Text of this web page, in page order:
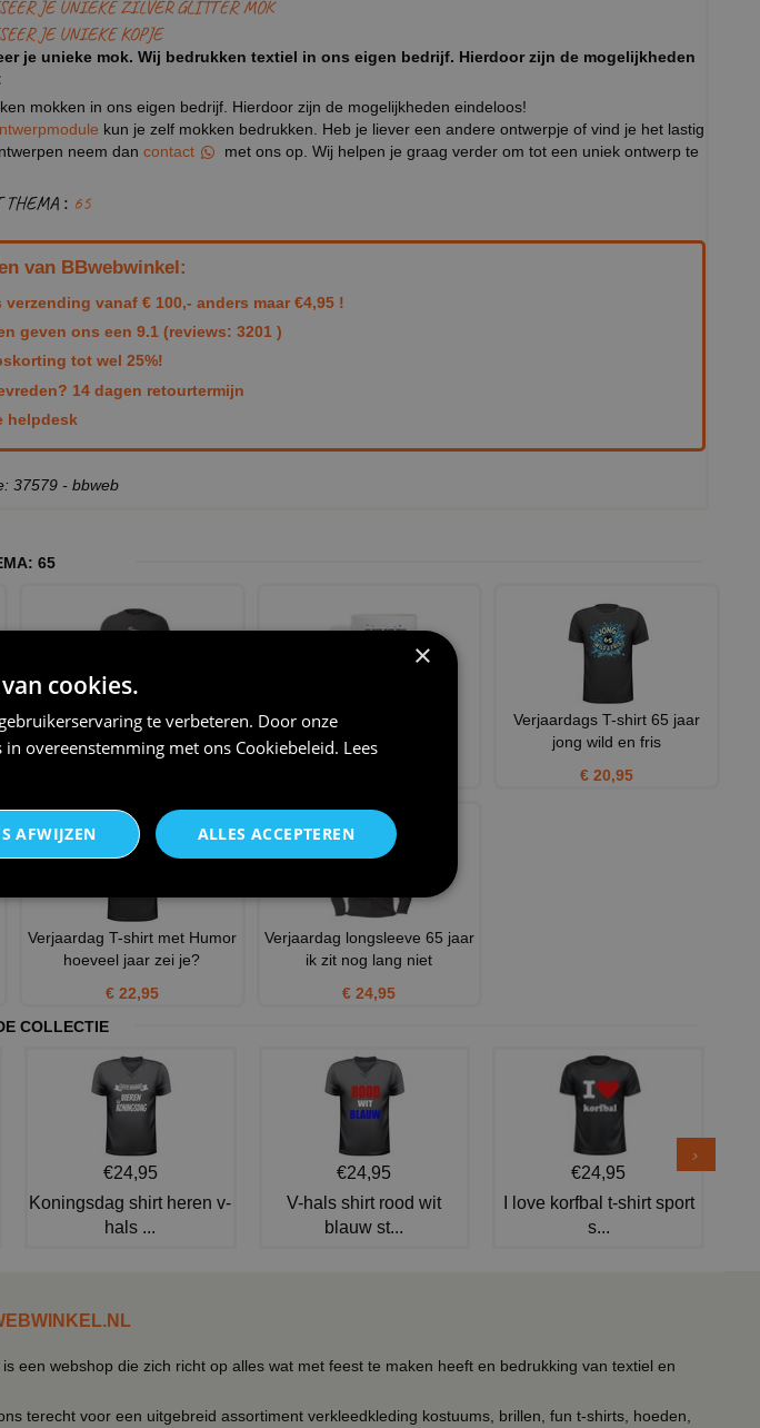
JE UNIEKE ZILVER GLITTER MOK
JE UNIEKE KOPJE
je unieke mok. Wij bedrukken textiel in ons eigen bedrijf. Hierdoor zijn de mogelijkheden
mokken in ons eigen bedrijf. Hierdoor zijn de mogelijkheden eindeloos!
kun je zelf mokken bedrukken. Heb je liever een andere ontwerpje of vind je het lastig
neem dan contact
met ons op. Wij helpen je graag verder om tot een uniek ontwerp te
THEMA : 65
van BBwebwinkel:
verzending vanaf € 100,- anders maar €4,95 !
geven ons een 9.1 (reviews: 3201 )
tot wel 25%!
14 dagen retourtermijn
helpdesk
37579 - bbweb
65
Humoristische Longsleeve
voor Mannen Ik ben niet o
Ik zit nog niet achter de
geraniums! leeftijd 65 j
Verjaardags T-shirt 65 jaar
jong wild en fris
€ 20,95
Verjaardag T-shirt met Humor
hoeveel jaar zei je?
€ 22,95
Verjaardag longsleeve 65 jaar
ik zit nog lang niet
€ 24,95
COLLECTIE
€24,95
Koningsdag shirt heren v-
hals ...
€24,95
V-hals shirt rood wit
blauw st...
€24,95
I love korfbal t-shirt sport
s...
is een webshop die zich richt op alles wat met feest te maken heeft en bedrukking van textiel en
terecht voor een uitgebreid assortiment verkleedkleding kostuums, brillen, fun t-shirts, hoeden,
×
cookies.
te verbeteren. Door onze
overeenstemming met ons Cookiebeleid. Lees
ALLES ACCEPTEREN
AFWIJZEN